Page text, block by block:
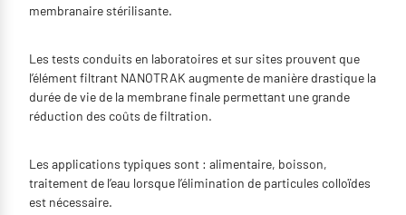
membranaire stérilisante.
Les tests conduits en laboratoires et sur sites prouvent que
l’élément filtrant NANOTRAK augmente de manière drastique la
durée de vie de la membrane finale permettant une grande
réduction des coûts de filtration.
Les applications typiques sont : alimentaire, boisson,
traitement de l’eau lorsque l’élimination de particules colloïdes
est nécessaire.